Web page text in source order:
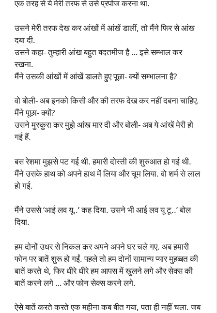
एक तरह से ये मेरी तरफ से उसे प्रपोज करना था.
उसने मेरी तरफ देख कर आंखों में आंखें डालीं, तो मैंने फिर से आंख
दबा दी.
उसने कहा- तुम्हारी आंख बहुत बदतमीज है … इसे सम्भाल कर
रखना.
मैंने उसकी आंखों में आंखें डालते हुए पूछा- क्यों सम्भालना है?
वो बोली- अब इनको किसी और की तरफ देख कर नहीं दबना चाहिए.
मैंने पूछा- क्यों?
उसने मुस्कुरा कर मुझे आंख मार दी और बोली- अब ये आंखें मेरी हो
गई हैं.
बस रेशमा मुझसे पट गई थी. हमारी दोस्ती की शुरुआत हो गई थी.
मैंने उसके हाथ को अपने हाथ में लिया और चूम लिया. वो शर्म से लाल
हो गई.
मैंने उससे ‘आई लव यू..’ कह दिया. उसने भी आई लव यू टू..’ बोल
दिया.
हम दोनों उधर से निकल कर अपने अपने घर चले गए. अब हमारी
फोन पर बातें शुरू हो गईं. पहले तो हम दोनों सामान्य प्यार मुहब्बत की
बातें करते थे, फिर धीरे धीरे हम आपस में खुलने लगे और सेक्स की
बातें करने लगे … और फोन सेक्स करने लगे.
ऐसे बातें करते करते एक महीना कब बीत गया, पता ही नहीं चला. जब